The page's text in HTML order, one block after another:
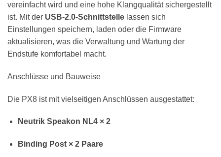
vereinfacht wird und eine hohe Klangqualität sichergestellt
ist. Mit der USB-2.0-Schnittstelle lassen sich
Einstellungen speichern, laden oder die Firmware
aktualisieren, was die Verwaltung und Wartung der
Endstufe komfortabel macht.
Anschlüsse und Bauweise
Die PX8 ist mit vielseitigen Anschlüssen ausgestattet:
Neutrik Speakon NL4 × 2
Binding Post × 2 Paare